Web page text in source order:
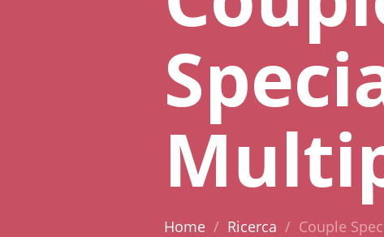
Home Ricerca Couple